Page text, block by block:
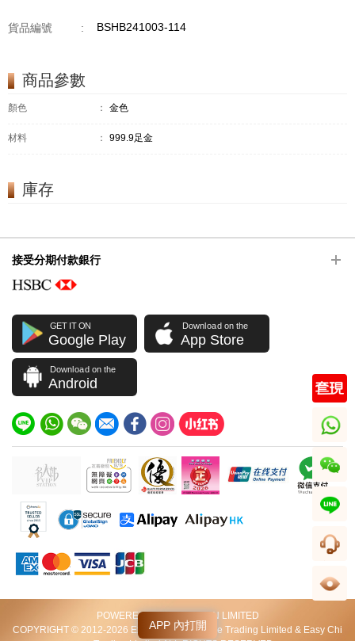
貨品編號 : BSHB241003-114
商品參數
顏色 ： 金色
材料 ： 999.9足金
庫存
APP 內打開
接受分期付款銀行
GET IT ON
Google Play
Download on the
App Store
Download on the
Android
POWERED BY VIP STATION LIMITED
COPYRIGHT © 2012-2026 Excellent World Wide Trading Limited & Easy Chi
whatsapp